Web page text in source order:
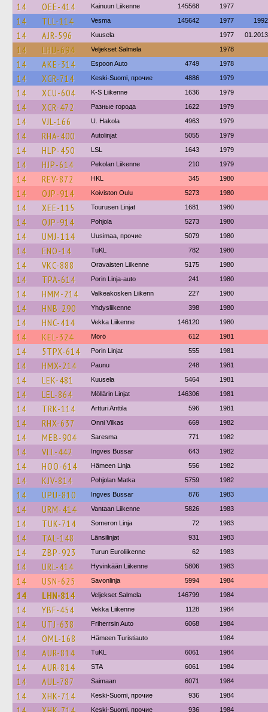
14 OEE-414 Kainuun Liikenne 145568 1977
14 TLL-114 Vesma 145642 1977 1992
14 AJR-596 Kuusela 1977 01.2013
14 LHU-694 Veljekset Salmela 1978
14 AKE-314 Espoon Auto 4749 1978
14 XCR-714 Keski-Suomi, прочие 4886 1979
14 XCU-604 K-S Liikenne 1636 1979
14 XCR-472 Разные города 1622 1979
14 VJL-166 U. Hakola 4963 1979
14 RHA-400 Autolinjat 5055 1979
14 HLP-450 LSL 1643 1979
14 HJP-614 Pekolan Liikenne 210 1979
14 REV-872 HKL 345 1980
14 OJP-914 Koiviston Oulu 5273 1980
14 XEE-115 Tourusen Linjat 1681 1980
14 OJP-914 Pohjola 5273 1980
14 UMJ-114 Uusimaa, прочие 5079 1980
14 ENO-14 TuKL 782 1980
14 VKC-888 Oravaisten Liikenne 5175 1980
14 TPA-614 Porin Linja-auto 241 1980
14 HMM-214 Valkeakosken Liikenn 227 1980
14 HNB-290 Yhdysliikenne 398 1980
14 HNC-414 Vekka Liikenne 146120 1980
14 KEL-324 Mörö 612 1981
14 5TPX-614 Porin Linjat 555 1981
14 HMX-214 Paunu 248 1981
14 LEK-481 Kuusela 5464 1981
14 LEL-864 Möllärin Linjat 146306 1981
14 TRK-114 Artturi Anttila 596 1981
14 RHX-637 Onni Vilkas 669 1982
14 MEB-904 Saresma 771 1982
14 VLL-442 Ingves Bussar 643 1982
14 HOO-614 Hämeen Linja 556 1982
14 KJV-814 Pohjolan Matka 5759 1982
14 UPU-810 Ingves Bussar 876 1983
14 URM-414 Vantaan Liikenne 5826 1983
14 TUK-714 Someron Linja 72 1983
14 TAL-148 Länsilinjat 931 1983
14 ZBP-923 Turun Euroliikenne 62 1983
14 URL-414 Hyvinkään Liikenne 5806 1983
14 USN-625 Savonlinja 5994 1984
14 LHN-814 Veljekset Salmela 146799 1984
14 YBF-454 Vekka Liikenne 1128 1984
14 UTJ-638 Friherrsin Auto 6068 1984
14 OML-168 Hämeen Turistiauto 1984
14 AUR-814 TuKL 6061 1984
14 AUR-814 STA 6061 1984
14 AUL-787 Saimaan 6071 1984
14 XHK-714 Keski-Suomi, прочие 936 1984
Keski-Suomi, прочие 936 1984